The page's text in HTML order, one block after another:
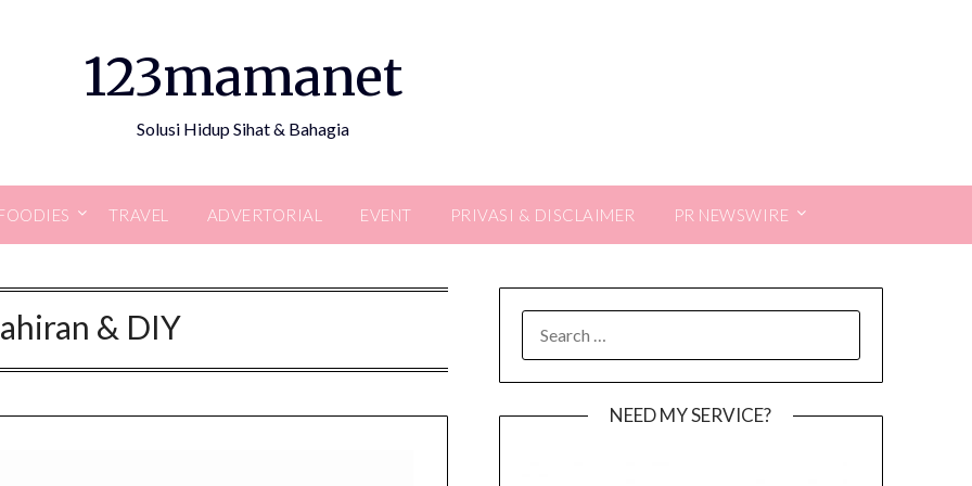
123mamanet
Solusi Hidup Sihat & Bahagia
TRAVEL ADVERTORIAL EVENT PRIVASI & DISCLAIMER PR NEWSWIRE
& DIY
FOR:
NEED MY SERVICE?